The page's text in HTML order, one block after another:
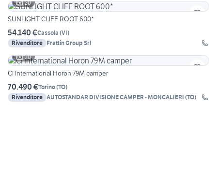
20
SUNLIGHT CLIFF ROOT 600*
54.140 €Cassola (VI)
Rivenditore Frattin Group Srl
20
Ci International Horon 79M camper
70.490 €Torino(TO)
Rivenditore AUTOSTANDAR DIVISIONE CAMPER - MONCALIERI (TO)